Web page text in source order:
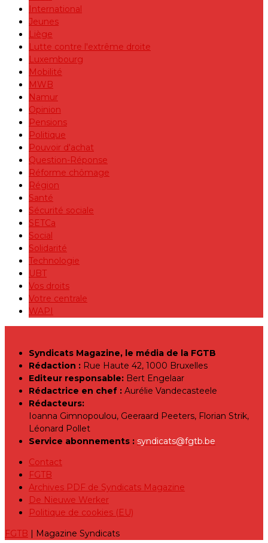
International
Jeunes
Liège
Lutte contre l'extrême droite
Luxembourg
Mobilité
MWB
Namur
Opinion
Pensions
Politique
Pouvoir d'achat
Question-Réponse
Réforme chômage
Région
Santé
Sécurité sociale
SETCa
Social
Solidarité
Technologie
UBT
Vos droits
Votre centrale
WAPI
Syndicats Magazine, le média de la FGTB
Rédaction : Rue Haute 42, 1000 Bruxelles
Editeur responsable: Bert Engelaar
Rédactrice en chef : Aurélie Vandecasteele
Rédacteurs:
Ioanna Gimnopoulou, Geeraard Peeters, Florian Strik,
Léonard Pollet
Service abonnements : syndicats@fgtb.be
Contact
FGTB
Archives PDF de Syndicats Magazine
De Nieuwe Werker
Politique de cookies (EU)
FGTB | Magazine Syndicats